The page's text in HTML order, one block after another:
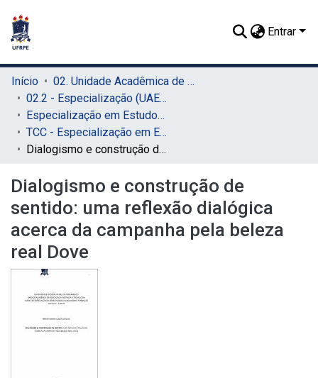
Entrar
Início
02. Unidade Acadêmica de Educação a Distância e Tecnologia (UAEADTec)
02.2 - Especialização (UAEADTec)
Especialização em Estudos da Linguagem e Formação Docente (UAEADTec)
TCC - Especialização em Estudos da Linguagem e Formação Docente (UAEADTec)
Dialogismo e construção de sentido: uma reflexão dialógica acerca da campanha pela beleza real Dove
Dialogismo e construção de
sentido: uma reflexão dialógica
acerca da campanha pela beleza
real Dove